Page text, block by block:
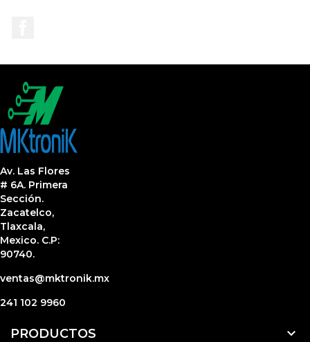
Av. Las Flores
# 6A. Primera
Sección.
Zacatelco,
Tlaxcala,
Mexico. C.P:
90740.
ventas@mktronik.mx
241 102 9960
PRODUCTOS 